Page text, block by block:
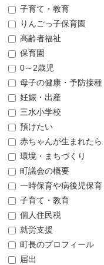
子育て・教育
りんごっ子保育園
高齢者福祉
保育園
0～2歳児
母子の健康・予防接種
妊娠・出産
三水小学校
預けたい
赤ちゃんが生まれたら
環境・まちづくり
町議会の概要
一時保育や病後児保育
子育て・教育
個人住民税
就労支援
町長のプロフィール
届出